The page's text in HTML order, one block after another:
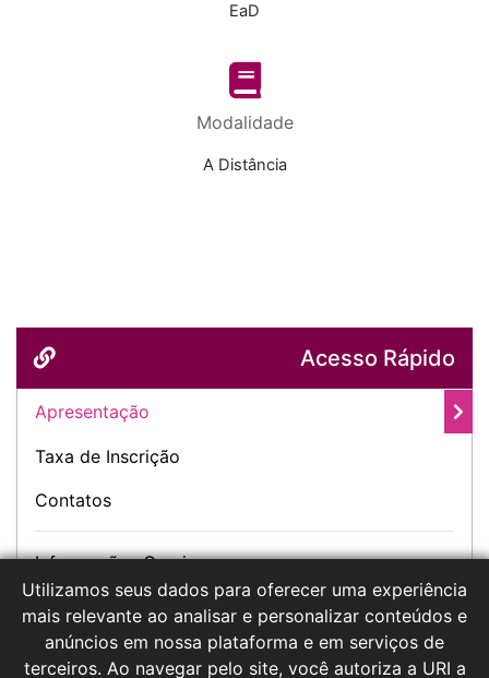
EaD
Modalidade
A Distância
Acesso Rápido
Apresentação
Taxa de Inscrição
Contatos
Informações Gerais
Apresentação
Utilizamos seus dados para oferecer uma experiência
mais relevante ao analisar e personalizar conteúdos e
anúncios em nossa plataforma e em serviços de
terceiros. Ao navegar pelo site, você autoriza a URI a